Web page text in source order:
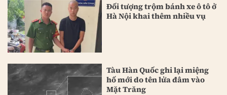
Đối tượng trộm bánh xe ô tô ở
Hà Nội khai thêm nhiều vụ
Tàu Hàn Quốc ghi lại miệng
hố mới do tên lửa đâm vào
Mặt Trăng